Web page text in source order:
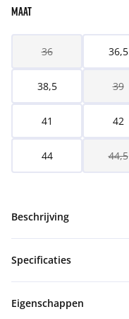
MAAT
36 36,5
38,5 39
41 42
44 44,5
Beschrijving
Specificaties
Eigenschappen